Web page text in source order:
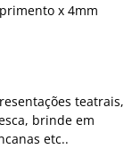
x 4mm
teatrais,
brinde em
etc..